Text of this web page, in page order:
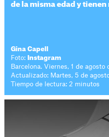
de la misma edad y
Gina Capell
Foto:
Instagram
Barcelona. Viernes, 1 de agosto
Actualizado: Martes, 5 de
Tiempo de lectura: 2 minutos